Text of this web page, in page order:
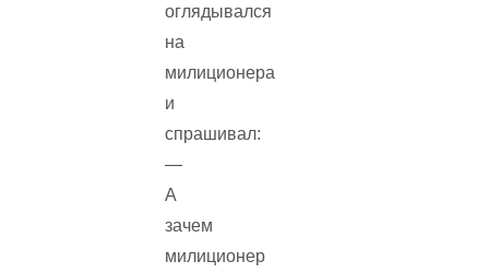
оглядывался
на
милиционера
и
спрашивал:
—
А
зачем
милиционер